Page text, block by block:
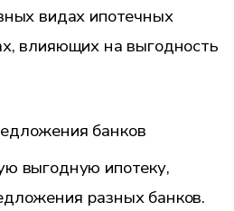
видах ипотечных
влияющих на выгодность
банков
выгодную ипотеку,
разных банков.